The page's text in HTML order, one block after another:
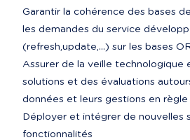
Garantir la cohérence des bases
les demandes du service
(refresh,update,...) sur les bases
Assurer de la veille technologique
solutions et des évaluations
données et leurs gestions en règle
Déployer et intégrer de nouvelles
fonctionnalités